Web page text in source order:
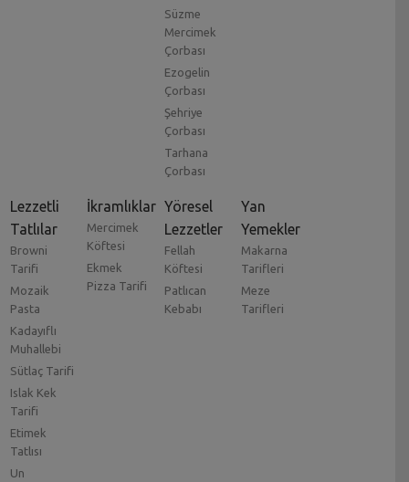
Süzme
Mercimek
Çorbası
Ezogelin
Çorbası
Şehriye
Çorbası
Tarhana
Çorbası
Lezzetli
Tatlılar
Browni
Tarifi
Mozaik
Pasta
Kadayıflı
Muhallebi
Sütlaç Tarifi
Islak Kek
Tarifi
Etimek
Tatlısı
Un
İkramlıklar
Mercimek
Köftesi
Ekmek
Pizza Tarifi
Yöresel
Lezzetler
Fellah
Köftesi
Patlıcan
Kebabı
Yan
Yemekler
Makarna
Tarifleri
Meze
Tarifleri